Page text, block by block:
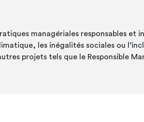
managériales responsables
les inégalités sociales ou
projets tels que le Responsible